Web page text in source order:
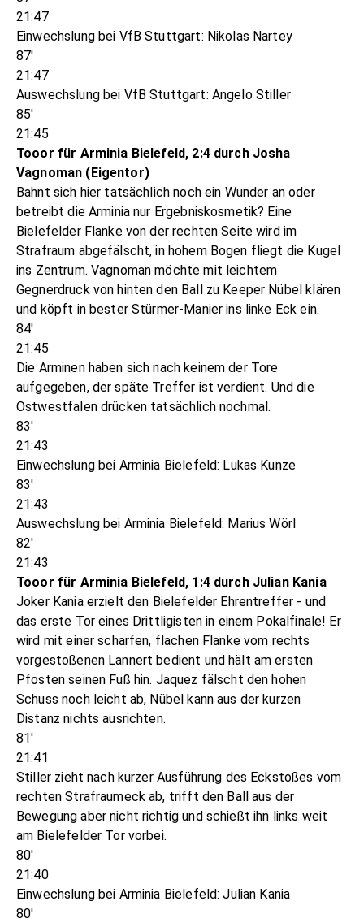
21:47
Einwechslung bei VfB Stuttgart: Nikolas Nartey
87'
21:47
Auswechslung bei VfB Stuttgart: Angelo Stiller
85'
21:45
Tooor für Arminia Bielefeld, 2:4 durch Josha
Vagnoman (Eigentor)
Bahnt sich hier tatsächlich noch ein Wunder an oder
betreibt die Arminia nur Ergebniskosmetik? Eine
Bielefelder Flanke von der rechten Seite wird im
Strafraum abgefälscht, in hohem Bogen fliegt die Kugel
ins Zentrum. Vagnoman möchte mit leichtem
Gegnerdruck von hinten den Ball zu Keeper Nübel klären
und köpft in bester Stürmer-Manier ins linke Eck ein.
84'
21:45
Die Arminen haben sich nach keinem der Tore
aufgegeben, der späte Treffer ist verdient. Und die
Ostwestfalen drücken tatsächlich nochmal.
83'
21:43
Einwechslung bei Arminia Bielefeld: Lukas Kunze
83'
21:43
Auswechslung bei Arminia Bielefeld: Marius Wörl
82'
21:43
Tooor für Arminia Bielefeld, 1:4 durch Julian Kania
Joker Kania erzielt den Bielefelder Ehrentreffer - und
das erste Tor eines Drittligisten in einem Pokalfinale! Er
wird mit einer scharfen, flachen Flanke vom rechts
vorgestoßenen Lannert bedient und hält am ersten
Pfosten seinen Fuß hin. Jaquez fälscht den hohen
Schuss noch leicht ab, Nübel kann aus der kurzen
Distanz nichts ausrichten.
81'
21:41
Stiller zieht nach kurzer Ausführung des Eckstoßes vom
rechten Strafraumeck ab, trifft den Ball aus der
Bewegung aber nicht richtig und schießt ihn links weit
am Bielefelder Tor vorbei.
80'
21:40
Einwechslung bei Arminia Bielefeld: Julian Kania
80'